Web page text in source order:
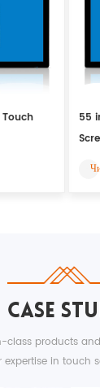
55
CASE
class products
in touch